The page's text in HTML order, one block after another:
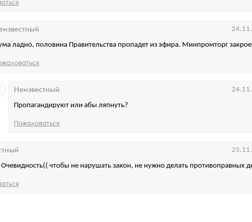
ладно, половина Правительства пропадет из эфира. Минпромторг
Пропагандируют или абы ляпнуть?
Неизвестный
Пожаловаться
Очевидность(( чтобы не нарушать закон, не нужно делать противоправных